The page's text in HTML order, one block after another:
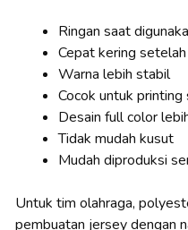
Ringan saat
Cepat kering
Warna lebih stabil
Cocok untuk printing
Desain full color
Tidak mudah kusut
Mudah diproduksi
Untuk tim olahraga,
pembuatan jersey dengan